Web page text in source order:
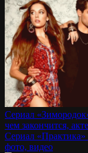
Сериал
чем закончится,
Сериал «Практика»
фото, видео